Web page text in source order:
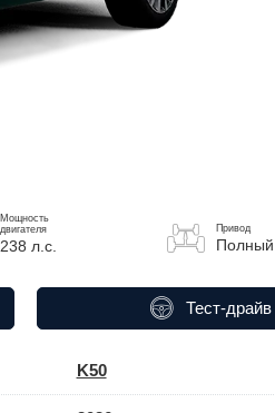
Мощность
двигателя
238 л.с.
Привод
Полный
Тест-драйв
K50